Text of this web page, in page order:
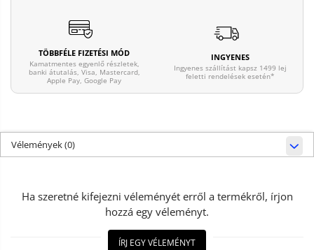
TÖBBFÉLE FIZETÉSI MÓD
Kamatmentes egyenlő részletek,
banki átutalás, Visa, Mastercard,
Apple Pay, Google Pay
INGYENES
Ingyenes szállítást kapsz 1499 lej
feletti rendelések esetén*
Vélemények(0)
Ha szeretné kifejezni véleményét erről a termékről, írjon
hozzá egy véleményt.
ÍRJ EGY VÉLEMÉNYT